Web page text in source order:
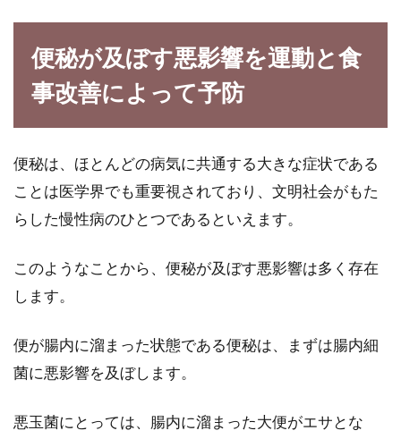
麗にしてくれるとか、風邪にはビタミンcが良い
とよく聞い...
女性が一食に必要なカロリーは？不
足するとどうなるの？
しています。単純に計算すると、一食が600...
カロリーが高い食品や食材は一番太
る？色々な食品を比較
カロリーが高いと太る、カロリーが低いと太ら
便秘が及ぼす悪影響を運動と食
事改善によって予防
便秘は、ほとんどの病気に共通する大きな症状である
ことは医学界でも重要視されており、文明社会がもた
らした慢性病のひとつであるといえます。
このようなことから、便秘が及ぼす悪影響は多く存在
します。
便が腸内に溜まった状態である便秘は、まずは腸内細
菌に悪影響を及ぼします。
悪玉菌にとっては、腸内に溜まった大便がエサとな